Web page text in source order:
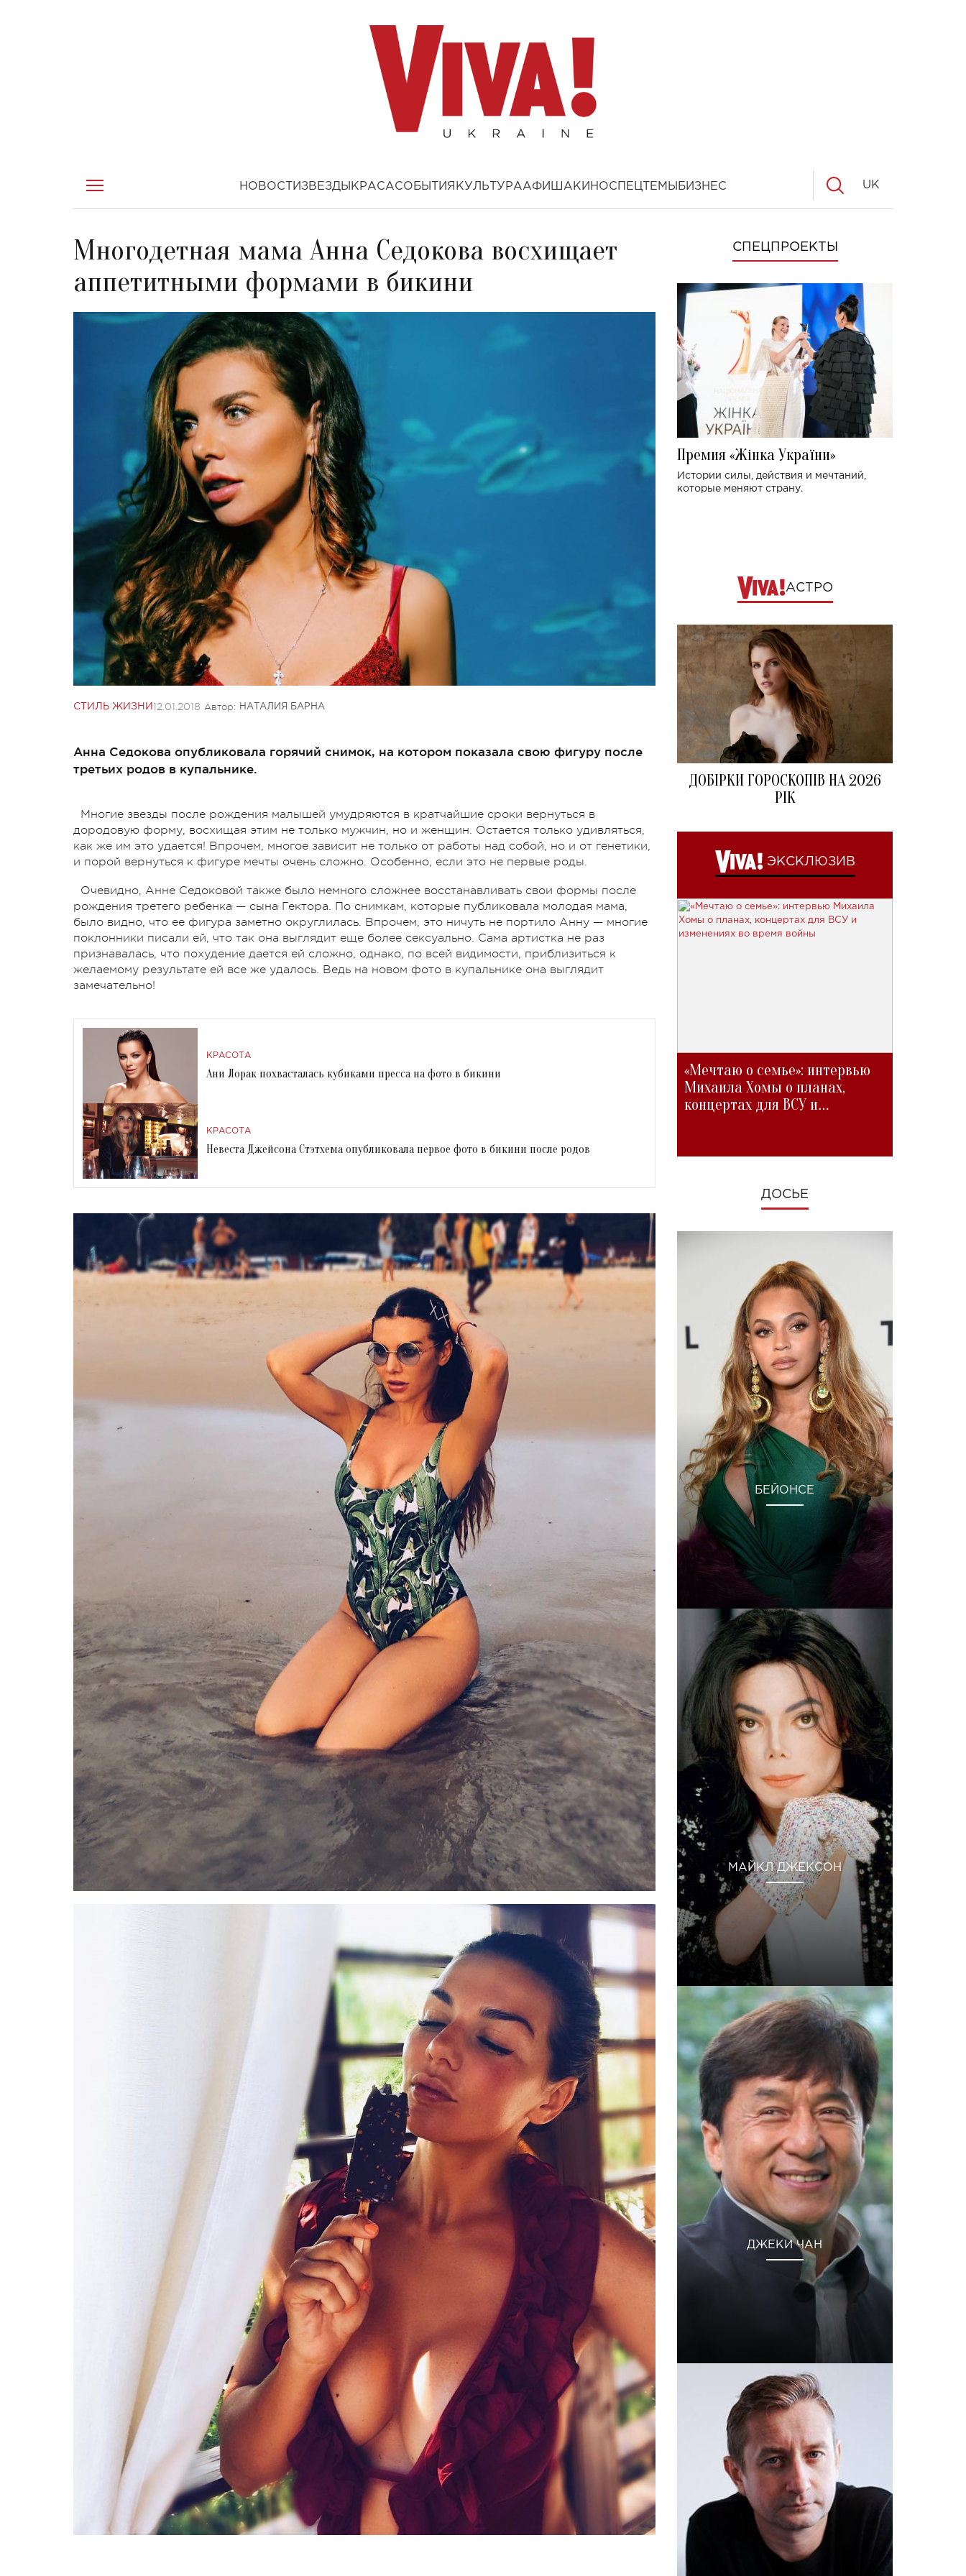
НОВОСТИ ЗВЕЗДЫ КРАСАСОБЫТИЯ КУЛЬТУРААФИША КИНОСПЕЦТЕМЫ БИЗНЕС UK
Многодетная мама Анна Седокова восхищает
аппетитными формами в бикини
СТИЛЬ ЖИЗНИ 12.01.2018 Автор: НАТАЛИЯ БАРНА
Анна Седокова опубликовала горячий снимок, на котором показала свою фигуру после
третьих родов в купальнике.
Многие звезды после рождения малышей умудряются в кратчайшие сроки вернуться в
дородовую форму, восхищая этим не только мужчин, но и женщин. Остается только удивляться,
как же им это удается! Впрочем, многое зависит не только от работы над собой, но и от генетики,
и порой вернуться к фигуре мечты очень сложно. Особенно, если это не первые роды.
Очевидно, Анне Седоковой также было немного сложнее восстанавливать свои формы после
рождения третего ребенка — сына Гектора. По снимкам, которые публиковала молодая мама,
было видно, что ее фигура заметно округлилась. Впрочем, это ничуть не портило Анну — многие
поклонники писали ей, что так она выглядит еще более сексуально. Сама артистка не раз
признавалась, что похудение дается ей сложно, однако, по всей видимости, приблизиться к
желаемому результате ей все же удалось. Ведь на новом фото в купальнике она выглядит
замечательно!
КРАСОТА
Ани Лорак похвасталась кубиками пресса на фото в бикини
КРАСОТА
Невеста Джейсона Стэтхема опубликовала первое фото в бикини после родов
СПЕЦПРОЕКТЫ
Премия «Жінка України»
Истории силы, действия и мечтаний,
которые меняют страну.
АСТРО
ДОБІРКИ ГОРОСКОПІВ НА 2026
РІК
ЭКСКЛЮЗИВ
«Мечтаю о семье»: интервью
Михаила Хомы о планах,
концертах для ВСУ и
ДОСЬЕ
БЕЙОНСЕ
МАЙКЛ ДЖЕКСОН
ДЖЕКИ ЧАН